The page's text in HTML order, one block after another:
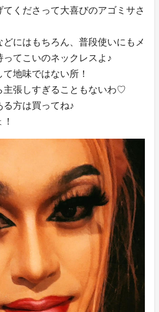
くださって大喜びのアゴミサさ
にはもちろん、普段使いにもメ
てこいのネックレスよ♪
地味ではない所！
主張しすぎることもないわ♡
方は買ってね♪